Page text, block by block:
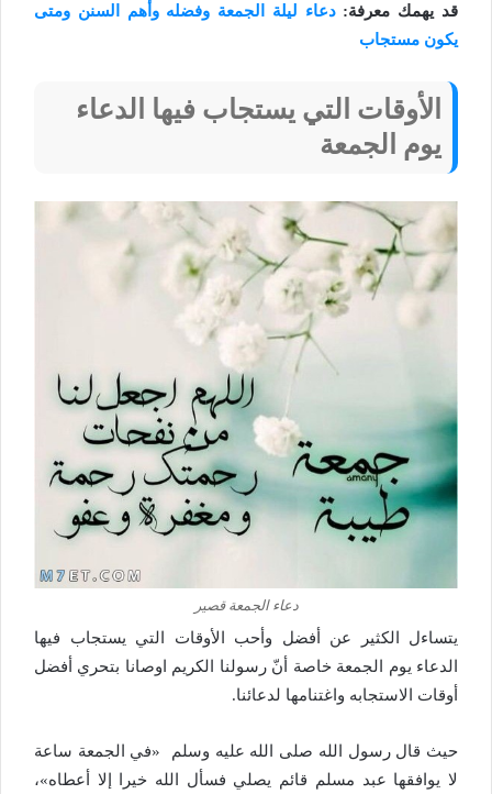
قد يهمك معرفة:دعاء ليلة الجمعة وفضله وأهم السنن ومتى
يكون مستجاب
الأوقات التي يستجاب فيها الدعاء
يوم الجمعة
دعاء الجمعة قصير
يتساءل الكثير عن أفضل وأحب الأوقات التي يستجاب فيها
الدعاء يوم الجمعة خاصة أنّ رسولنا الكريم اوصانا بتحري أفضل
أوقات الاستجابه واغتنامها لدعائنا.
حيث قال رسول الله صلى الله عليه وسلم «في الجمعة ساعة
لا يوافقها عبد مسلم قائم يصلي فسأل الله خيرا إلا أعطاه»،